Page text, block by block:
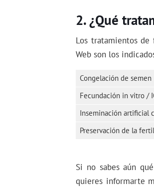
¿Qué
Los tratamientos de
Web son los
Congelación de semen
Fecundación in vitro /
Inseminación artificial
Preservación de la
Si no sabes aún
quieres informarte